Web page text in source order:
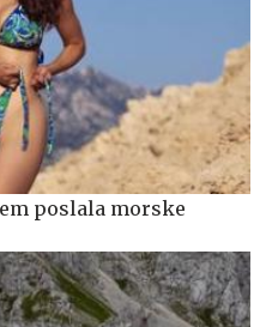
poslala morske